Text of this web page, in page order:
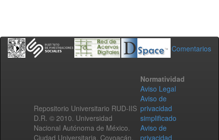
Comentarios
Repositorio Universitario RUD-IIS
D.R. © 2010. Universidad
Nacional Autónoma de México.
Ciudad Universitaria, Coyoacán,
Normatividad
Aviso Legal
Aviso de
privacidad
simplificado
Aviso de
privacidad